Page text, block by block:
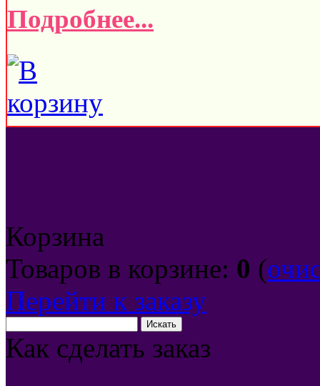
Подробнее...
Корзина
Товаров в корзине: 0 (
Перейти к заказу
Как сделать заказ